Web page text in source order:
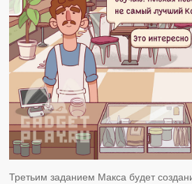
Третьим заданием Макса будет